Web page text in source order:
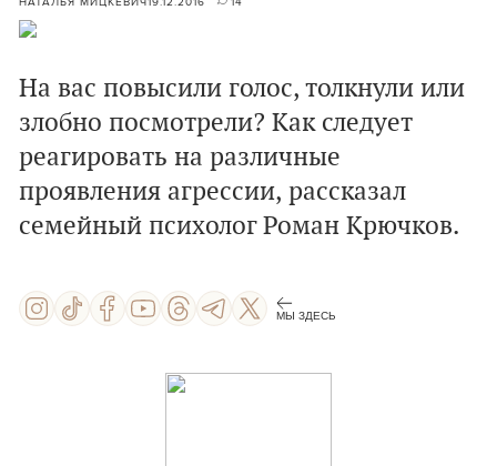
На вас повысили голос, толкнули или
злобно посмотрели? Как следует
реагировать на различные
проявления агрессии, рассказал
семейный психолог Роман Крючков.
МЫ ЗДЕСЬ